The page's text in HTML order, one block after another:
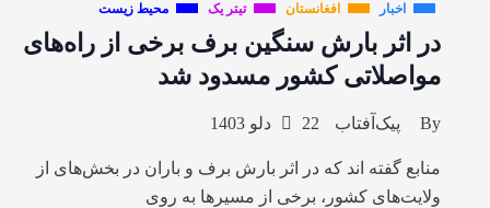
اخبار افغانستان تیتر یک محیط زیست
در اثر بارش سنگین برف برخی از راه‌های
مواصلاتی کشور مسدود شد
By پیک‌آفتاب 22 دلو 1403
منابع گفته اند که در اثر بارش برف و باران در بخش‌های از
ولایت‌های کشور، برخی از مسیرها به روی